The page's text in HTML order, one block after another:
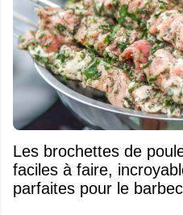
Les brochettes de
faciles à faire,
parfaites pour le